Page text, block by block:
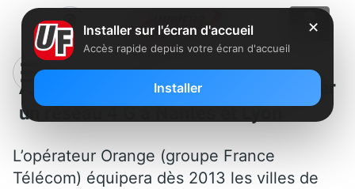
Après Marseille, Orange va déployer
un réseau 4 G à Nantes et Lyon
L’opérateur Orange (groupe France
Télécom) équipera dès 2013 les villes de
✕
Installer sur l'écran d'accueil
Accès rapide depuis votre écran d'accueil
Installer